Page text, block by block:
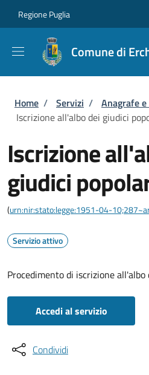
Regione Puglia
Comune di
Briciole di pane
Home / Servizi / Anagrafe
Iscrizione all'albo dei giudici
Iscrizione
giudici
(urn:nir:stato:legge:1951-04-
Servizio attivo
Procedimento di iscrizione
Accedi al servizio
Condividi